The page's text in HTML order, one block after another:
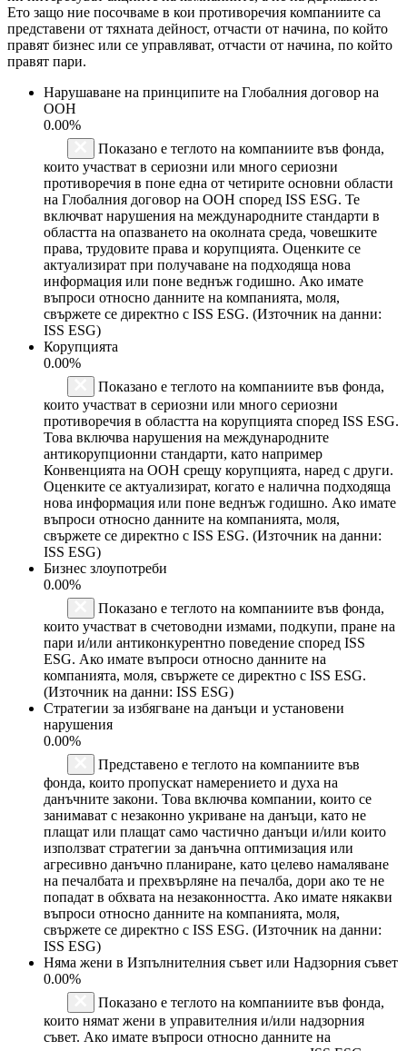
Ето защо ние посочваме в кои противоречия компаниите са
представени от тяхната дейност, отчасти от начина, по който
правят бизнес или се управляват, отчасти от начина, по който
правят пари.
Нарушаване на принципите на Глобалния договор на
ООН
0.00%
Показано е теглото на компаниите във фонда,
които участват в сериозни или много сериозни
противоречия в поне една от четирите основни области
на Глобалния договор на ООН според ISS ESG. Те
включват нарушения на международните стандарти в
областта на опазването на околната среда, човешките
права, трудовите права и корупцията. Оценките се
актуализират при получаване на подходяща нова
информация или поне веднъж годишно. Ако имате
въпроси относно данните на компанията, моля,
свържете се директно с ISS ESG. (Източник на данни:
ISS ESG)
Корупцията
0.00%
Показано е теглото на компаниите във фонда,
които участват в сериозни или много сериозни
противоречия в областта на корупцията според ISS ESG.
Това включва нарушения на международните
антикорупционни стандарти, като например
Конвенцията на ООН срещу корупцията, наред с други.
Оценките се актуализират, когато е налична подходяща
нова информация или поне веднъж годишно. Ако имате
въпроси относно данните на компанията, моля,
свържете се директно с ISS ESG. (Източник на данни:
ISS ESG)
Бизнес злоупотреби
0.00%
Показано е теглото на компаниите във фонда,
които участват в счетоводни измами, подкупи, пране на
пари и/или антиконкурентно поведение според ISS
ESG. Ако имате въпроси относно данните на
компанията, моля, свържете се директно с ISS ESG.
(Източник на данни: ISS ESG)
Стратегии за избягване на данъци и установени
нарушения
0.00%
Представено е теглото на компаниите във
фонда, които пропускат намерението и духа на
данъчните закони. Това включва компании, които се
занимават с незаконно укриване на данъци, като не
плащат или плащат само частично данъци и/или които
използват стратегии за данъчна оптимизация или
агресивно данъчно планиране, като целево намаляване
на печалбата и прехвърляне на печалба, дори ако те не
попадат в обхвата на незаконността. Ако имате някакви
въпроси относно данните на компанията, моля,
свържете се директно с ISS ESG. (Източник на данни:
ISS ESG)
Няма жени в Изпълнителния съвет или Надзорния съвет
0.00%
Показано е теглото на компаниите във фонда,
които нямат жени в управителния и/или надзорния
съвет. Ако имате въпроси относно данните на